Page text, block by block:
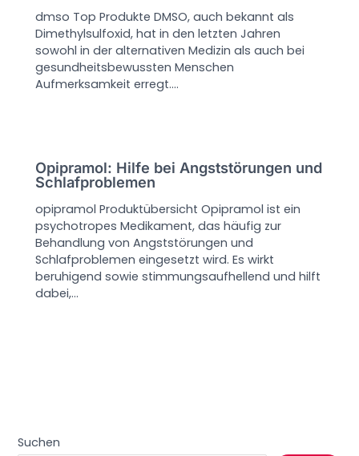
dmso Top Produkte DMSO, auch bekannt als
Dimethylsulfoxid, hat in den letzten Jahren
sowohl in der alternativen Medizin als auch bei
gesundheitsbewussten Menschen
Aufmerksamkeit erregt.…
Opipramol: Hilfe bei Angststörungen und
Schlafproblemen
opipramol Produktübersicht Opipramol ist ein
psychotropes Medikament, das häufig zur
Behandlung von Angststörungen und
Schlafproblemen eingesetzt wird. Es wirkt
beruhigend sowie stimmungsaufhellend und hilft
dabei,…
Suchen